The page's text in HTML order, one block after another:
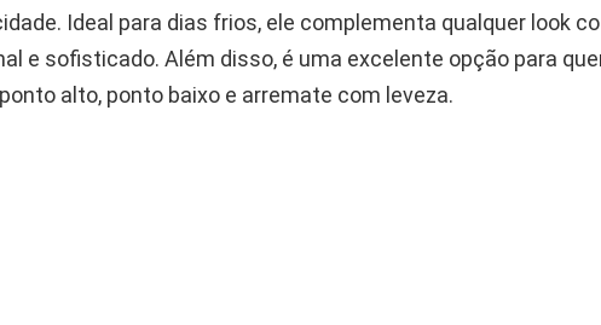
Ideal para dias frios, ele complementa qualquer look
e sofisticado. Além disso, é uma excelente opção para
alto, ponto baixo e arremate com leveza.